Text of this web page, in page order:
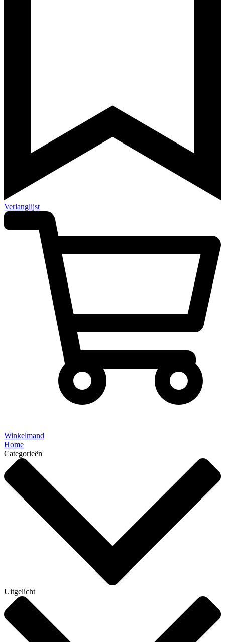
Verlanglijst
Winkelmand
Home
Categorieën
Uitgelicht